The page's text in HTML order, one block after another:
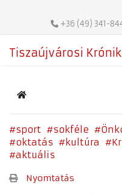
+36 (49) 341-
Tiszaújvárosi
Home
sport sokféle
oktatás
kultúra
aktuális
Nyomtatás